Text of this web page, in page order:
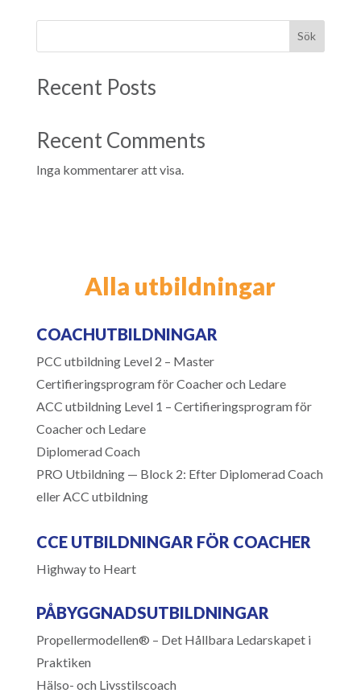
Sök
Recent Posts
Recent Comments
Inga kommentarer att visa.
Alla utbildningar
COACHUTBILDNINGAR
PCC utbildning Level 2 – Master
Certifieringsprogram för Coacher och Ledare
ACC utbildning Level 1 – Certifieringsprogram för
Coacher och Ledare
Diplomerad Coach
PRO Utbildning — Block 2: Efter Diplomerad Coach
eller ACC utbildning
CCE UTBILDNINGAR FÖR COACHER
Highway to Heart
PÅBYGGNADSUTBILDNINGAR
Propellermodellen® – Det Hållbara Ledarskapet i
Praktiken
Hälso- och Livsstilscoach